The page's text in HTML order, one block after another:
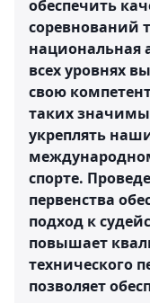
обеспечить
соревнований
национальная
всех уровнях
свою
таких
укреплять
спорте.
первенства
подход к
повышает
технического
позволяет